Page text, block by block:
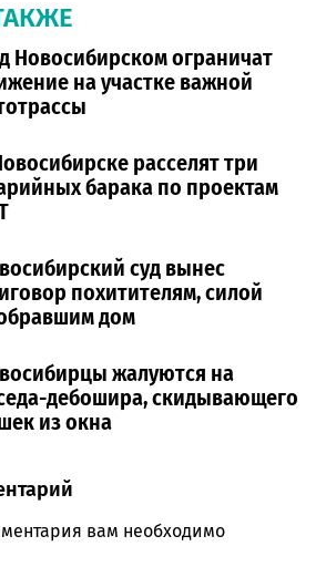
Новосибирском ограничат
на участке важной
расселят три
барака по проектам
суд вынес
похитителям, силой
дом
жалуются на
дебошира, скидывающего
из окна
вам необходимо